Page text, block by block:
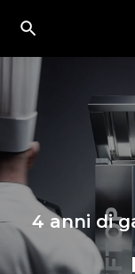
4 anni di